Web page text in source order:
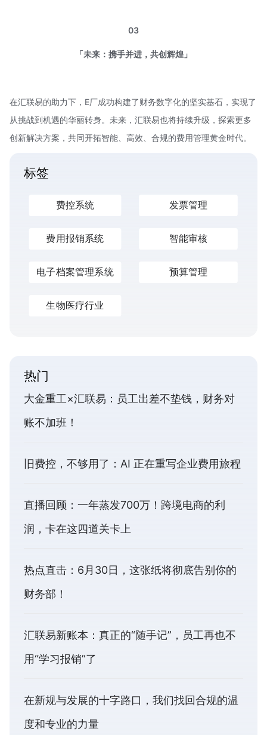
03
「未来：携手并进，共创辉煌」
在汇联易的助力下，E厂成功构建了财务数字化的坚实基石，实现了
从挑战到机遇的华丽转身。未来，汇联易也将持续升级，探索更多
创新解决方案，共同开拓智能、高效、合规的费用管理黄金时代。
标签
费控系统 发票管理
费用报销系统 智能审核
电子档案管理系统 预算管理
生物医疗行业
热门
大金重工×汇联易：员工出差不垫钱，财务对
账不加班！
旧费控，不够用了：AI 正在重写企业费用旅程
直播回顾：一年蒸发700万！跨境电商的利
润，卡在这四道关卡上
热点直击：6月30日，这张纸将彻底告别你的
财务部！
汇联易新账本：真正的“随手记”，员工再也不
用“学习报销”了
在新规与发展的十字路口，我们找回合规的温
度和专业的力量